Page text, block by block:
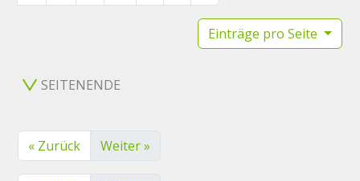
Einträge pro Seite
SEITENENDE
« Zurück Weiter »